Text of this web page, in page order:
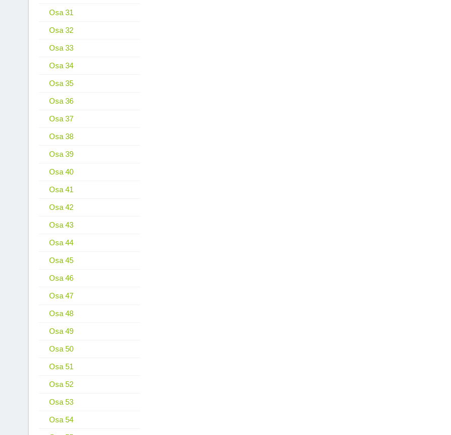
Osa 31
Osa 32
Osa 33
Osa 34
Osa 35
Osa 36
Osa 37
Osa 38
Osa 39
Osa 40
Osa 41
Osa 42
Osa 43
Osa 44
Osa 45
Osa 46
Osa 47
Osa 48
Osa 49
Osa 50
Osa 51
Osa 52
Osa 53
Osa 54